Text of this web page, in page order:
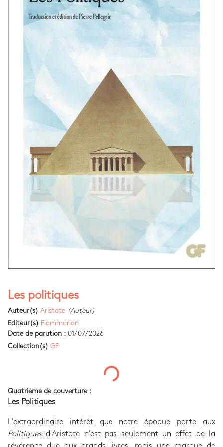
Les politiques
Auteur(s) Aristote (Auteur)
Editeur(s) Flammarion
Date de parution : 01/07/2026
Collection(s) GF
Quatrième de couverture :
Les Politiques
L'extraordinaire intérêt que notre époque porte aux
Politiquesd'Aristote n'est pas seulement un effet de la